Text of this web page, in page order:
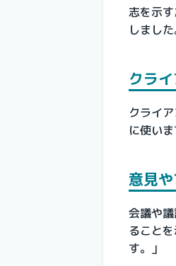
志を示
しました
クラ
クライ
に使い
意見
会議や
ること
す。」